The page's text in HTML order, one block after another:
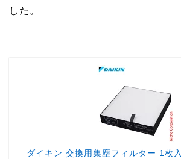
した。
ダイキン 交換用集塵フィルター 1枚